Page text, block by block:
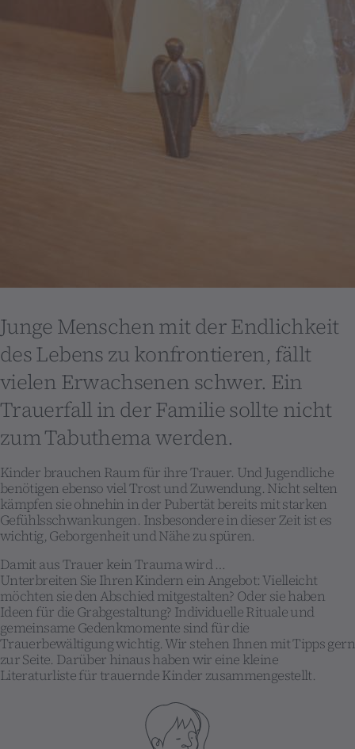
Junge Menschen mit der Endlichkeit
des Lebens zu konfrontieren, fällt
vielen Erwachsenen schwer. Ein
Trauerfall in der Familie sollte nicht
zum Tabuthema werden.
Kinder brauchen Raum für ihre Trauer. Und Jugendliche
benötigen ebenso viel Trost und Zuwendung. Nicht selten
kämpfen sie ohnehin in der Pubertät bereits mit starken
Gefühlsschwankungen. Insbesondere in dieser Zeit ist es
wichtig, Geborgenheit und Nähe zu spüren.
Damit aus Trauer kein Trauma wird …
Unterbreiten Sie Ihren Kindern ein Angebot: Vielleicht
möchten sie den Abschied mitgestalten? Oder sie haben
Ideen für die Grabgestaltung? Individuelle Rituale und
gemeinsame Gedenkmomente sind für die
Trauerbewältigung wichtig. Wir stehen Ihnen mit Tipps gern
zur Seite. Darüber hinaus haben wir eine kleine
Literaturliste für trauernde Kinder zusammengestellt.